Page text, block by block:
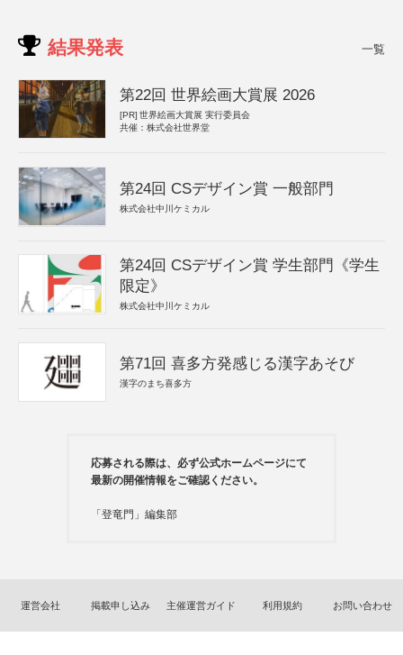
結果発表 一覧
第22回 世界絵画大賞展 2026
[PR] 世界絵画大賞展 実行委員会
共催：株式会社世界堂
第24回 CSデザイン賞 一般部門
株式会社中川ケミカル
第24回 CSデザイン賞 学生部門《学生
限定》
株式会社中川ケミカル
第71回 喜多方発感じる漢字あそび
漢字のまち喜多方
応募される際は、必ず公式ホームページにて
最新の開催情報をご確認ください。
「登竜門」編集部
運営会社 掲載申し込み 主催運営ガイド 利用規約 お問い合わせ